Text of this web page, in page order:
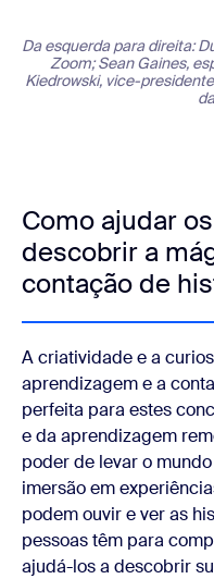
Da esquerda para direita:
Zoom; Sean Gaines,
Kiedrowski, vice-
Como ajudar
descobrir a
contação de
A criatividade e a
aprendizagem e a
perfeita para estes
e da aprendizagem
poder de levar o
imersão em
podem ouvir e ver as
pessoas têm para
ajudá-los a descobrir